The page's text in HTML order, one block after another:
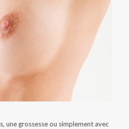
une grossesse ou simplement avec